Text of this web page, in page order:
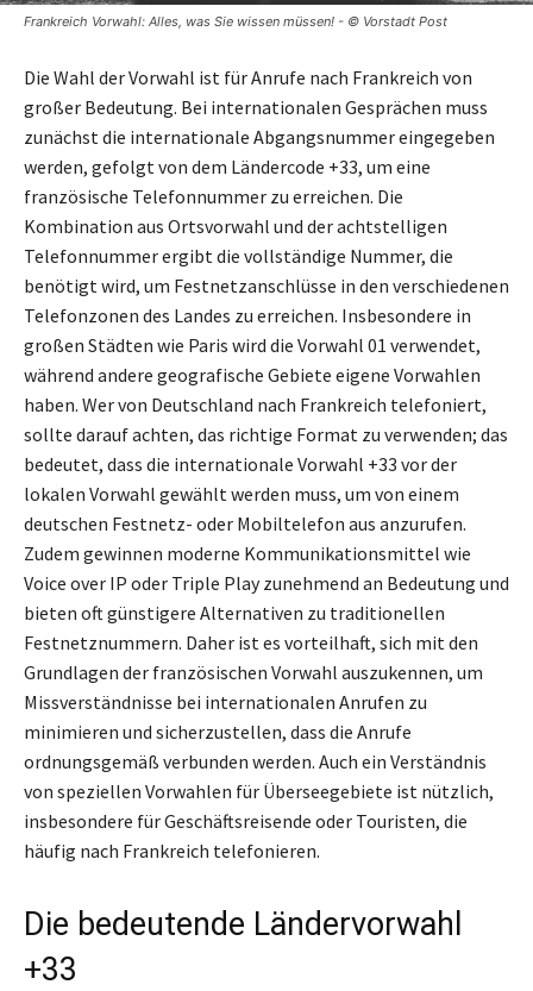
Frankreich Vorwahl: Alles, was Sie wissen müssen! - © Vorstadt Post
Die Wahl der Vorwahl ist für Anrufe nach Frankreich von
großer Bedeutung. Bei internationalen Gesprächen muss
zunächst die internationale Abgangsnummer eingegeben
werden, gefolgt von dem Ländercode +33, um eine
französische Telefonnummer zu erreichen. Die
Kombination aus Ortsvorwahl und der achtstelligen
Telefonnummer ergibt die vollständige Nummer, die
benötigt wird, um Festnetzanschlüsse in den verschiedenen
Telefonzonen des Landes zu erreichen. Insbesondere in
großen Städten wie Paris wird die Vorwahl 01 verwendet,
während andere geografische Gebiete eigene Vorwahlen
haben. Wer von Deutschland nach Frankreich telefoniert,
sollte darauf achten, das richtige Format zu verwenden; das
bedeutet, dass die internationale Vorwahl +33 vor der
lokalen Vorwahl gewählt werden muss, um von einem
deutschen Festnetz- oder Mobiltelefon aus anzurufen.
Zudem gewinnen moderne Kommunikationsmittel wie
Voice over IP oder Triple Play zunehmend an Bedeutung und
bieten oft günstigere Alternativen zu traditionellen
Festnetznummern. Daher ist es vorteilhaft, sich mit den
Grundlagen der französischen Vorwahl auszukennen, um
Missverständnisse bei internationalen Anrufen zu
minimieren und sicherzustellen, dass die Anrufe
ordnungsgemäß verbunden werden. Auch ein Verständnis
von speziellen Vorwahlen für Überseegebiete ist nützlich,
insbesondere für Geschäftsreisende oder Touristen, die
häufig nach Frankreich telefonieren.
Die bedeutende Ländervorwahl
+33